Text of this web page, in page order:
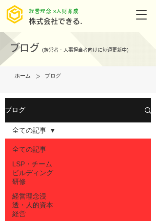
株式会社できる.
​経営理念 ×人財育成
ブログ (経営者・人事担当者向けに毎週更新中)
ホーム > ブログ
ブログ
全ての記事
LSP・チーム
ビルディング
研修
経営理念浸
透・人的資本
経営
全ての記事